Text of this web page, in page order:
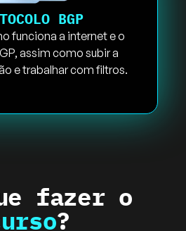
BGP
funciona a internet e o
assim como subir a
e trabalhar com filtros.
fazer o
?